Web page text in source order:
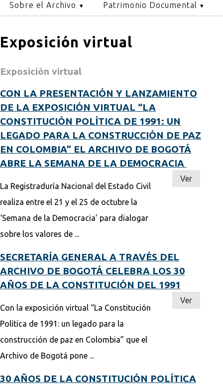
Sobre el Archivo Patrimonio Documental
Exposición virtual
Exposición virtual
CON LA PRESENTACIÓN Y LANZAMIENTO
DE LA EXPOSICIÓN VIRTUAL “LA
CONSTITUCIÓN POLÍTICA DE 1991: UN
LEGADO PARA LA CONSTRUCCIÓN DE PAZ
EN COLOMBIA” EL ARCHIVO DE BOGOTÁ
ABRE LA SEMANA DE LA DEMOCRACIA
La Registraduría Nacional del Estado Civil
realiza entre el 21 y el 25 de octubre la
‘Semana de la Democracia’ para dialogar
sobre los valores de ...
Ver
SECRETARÍA GENERAL A TRAVÉS DEL
ARCHIVO DE BOGOTÁ CELEBRA LOS 30
AÑOS DE LA CONSTITUCIÓN DEL 1991
Con la exposición virtual “La Constitución
Política de 1991: un legado para la
construcción de paz en Colombia” que el
Archivo de Bogotá pone ...
Ver
30 AÑOS DE LA CONSTITUCIÓN POLÍTICA